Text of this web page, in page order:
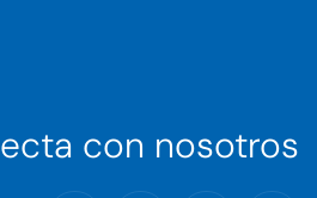
con nosotros